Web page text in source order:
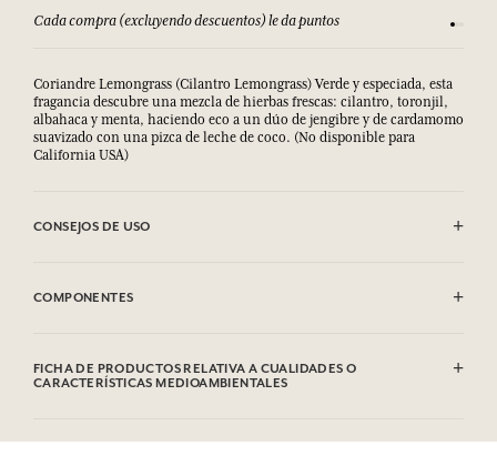
Cada compra (excluyendo descuentos) le da puntos
Coriandre Lemongrass (Cilantro Lemongrass) Verde y especiada, esta
fragancia descubre una mezcla de hierbas frescas: cilantro, toronjil,
albahaca y menta, haciendo eco a un dúo de jengibre y de cardamomo
suavizado con una pizca de leche de coco. (No disponible para
California USA)
CONSEJOS DE USO
tres horas consecutivas. Cortar regularmente la mecha.No posar la
emergencia (+33) 01.45.42.59.59.
COMPONENTES
Carboxaldehyde, Citral, 1-Cyclopropylmethyl-4-methoxybenzene,
Limonene, Isoeugenol. Esta lista puede ser objeto de modificaciones.
FICHA DE PRODUCTOS RELATIVA A CUALIDADES O
CARACTERÍSTICAS MEDIOAMBIENTALES
Por favor, consulte las cualidades o características medioambientales